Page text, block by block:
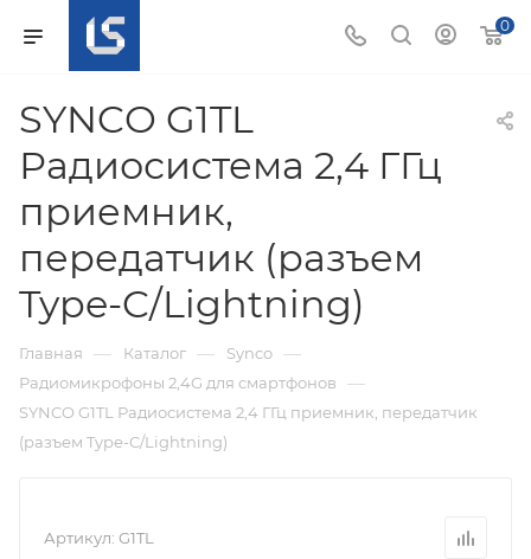
0
SYNCO G1TL
Радиосистема 2,4 ГГц
приемник,
передатчик (разъем
Type-C/Lightning)
Главная — Каталог — Synco —
Радиомикрофоны 2,4G для смартфонов —
SYNCO G1TL Радиосистема 2,4 ГГц приемник, передатчик
(разъем Type-C/Lightning)
Артикул: G1TL